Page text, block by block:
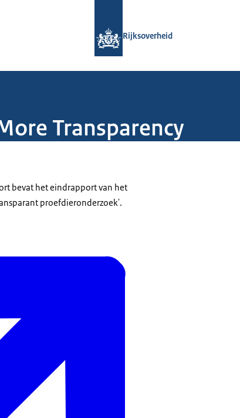
Rijksoverheid
Transparency
bevat het eindrapport van het
proefdieronderzoek'.